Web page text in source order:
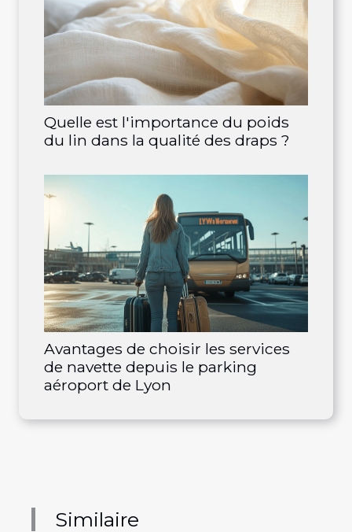
Quelle est l'importance du poids
du lin dans la qualité des draps ?
Avantages de choisir les services
de navette depuis le parking
aéroport de Lyon
Similaire